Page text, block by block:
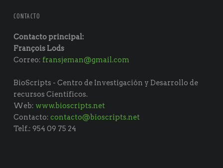
CONTACTO
Contacto principal:
François Lods
Correo: fransjeman@gmail.com
BioScripts - Centro de Investigación y Desarrollo de
recursos Científicos.
Web: www.bioscripts.net
Contacto:contacto@bioscripts.net
Telf.: 954 09 75 24